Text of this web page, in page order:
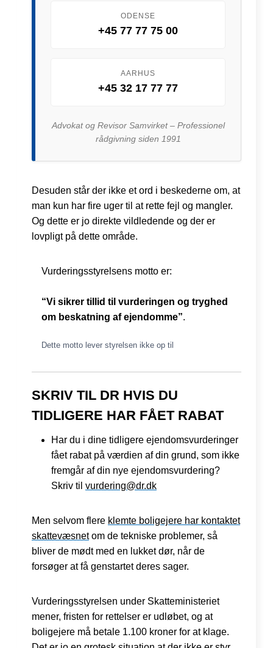
ODENSE
+45 77 77 75 00
AARHUS
+45 32 17 77 77
Advokat og Revisor Samvirket – Professionel
rådgivning siden 1991
Desuden står der ikke et ord i beskederne om, at
man kun har fire uger til at rette fejl og mangler.
Og dette er jo direkte vildledende og der er
lovpligt på dette område.
Vurderingsstyrelsens motto er:
“Vi sikrer tillid til vurderingen og tryghed
om beskatning af ejendomme”.
Dette motto lever styrelsen ikke op til
SKRIV TIL DR HVIS DU
TIDLIGERE HAR FÅET RABAT
Har du i dine tidligere ejendomsvurderinger
fået rabat på værdien af din grund, som ikke
fremgår af din nye ejendomsvurdering?
Skriv til vurdering@dr.dk
Men selvom flere klemte boligejere har kontaktet
skattevæsnetom de tekniske problemer, så
bliver de mødt med en lukket dør, når de
forsøger at få genstartet deres sager.
Vurderingsstyrelsen under Skatteministeriet
mener, fristen for rettelser er udløbet, og at
boligejere må betale 1.100 kroner for at klage.